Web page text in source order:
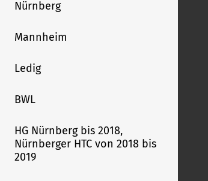
Nürnberg
Mannheim
Ledig
BWL
HG Nürnberg bis 2018,
Nürnberger HTC von 2018 bis
2019